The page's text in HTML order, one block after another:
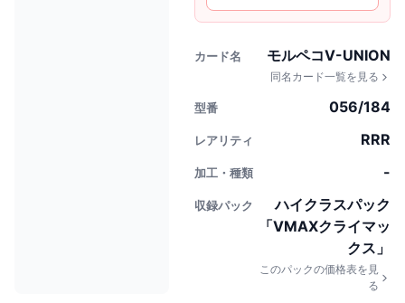
カード名 モルペコV-UNION
同名カード一覧を見る
型番 056/184
レアリティ RRR
加工・種類 -
収録パック
ハイクラスパック
「VMAXクライマッ
クス」
このパックの価格表を見
る